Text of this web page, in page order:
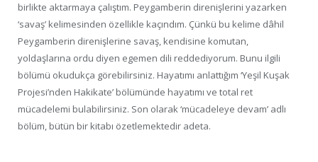
birlikte aktarmaya çalıştım. Peygamberin direnişlerini yazarken
‘savaş’ kelimesinden özellikle kaçındım. Çünkü bu kelime dâhil
Peygamberin direnişlerine savaş, kendisine komutan,
yoldaşlarına ordu diyen egemen dili reddediyorum. Bunu ilgili
bölümü okudukça görebilirsiniz. Hayatımı anlattığım ‘Yeşil Kuşak
Projesi’nden Hakikate’ bölümünde hayatımı ve total ret
mücadelemi bulabilirsiniz. Son olarak ‘mücadeleye devam’ adlı
bölüm, bütün bir kitabı özetlemektedir adeta.